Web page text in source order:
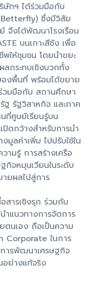
ษัทฯ ได้ร่วมมือกับ
ซึ่งมีวิสัย
จึงได้พัฒนาโรงเรือน
บนเกาะสีชัง เพื่อ
พให้ชุมชน โดยนำขยะ
ลกระทบเชิงบวกทั้ง
งพื้นที่ พร้อมได้ขยาย
วมมือกับ สถานศึกษา
รัฐวิสาหกิจ และภาค
ที่ศูนย์เรียนรู้บน
ปิดกว้างสำหรับการนำ
มูลค่าเพิ่ม ไปปรับใช้ใน
มรู้ การสร้างเครือ
กิจหมุนเวียนในระดับ
ยผลไปสู่การ
สารเชิงรุก ร่วมกับ
ำแนวทางการจัดการ
นเอง ถือเป็นความ
Corporate ในการ
การพัฒนาเศรษฐกิจ
อย่างแท้จริง